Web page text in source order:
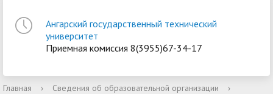
Ангарский государственный технический
университет
Приемная комиссия 8(3955)67-34-17
Главная › Сведения об образовательной организации
›